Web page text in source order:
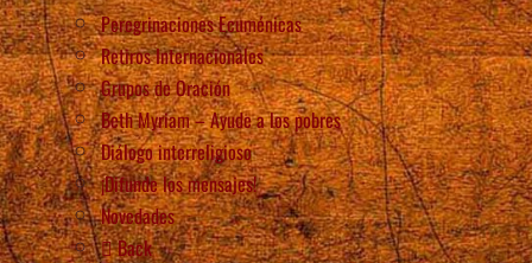
Peregrinaciones Ecuménicas
Retiros Internacionales
Grupos de Oración
Beth Myriam – Ayude a los pobres
Diálogo interreligioso
¡Difunde los mensajes!
Novedades
Back